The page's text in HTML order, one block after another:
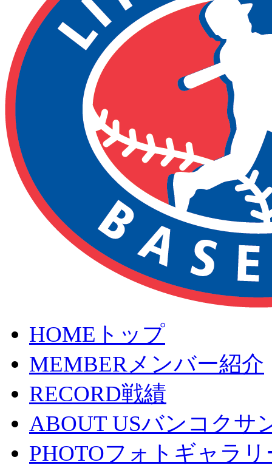
HOME トップ
MEMBERメンバー紹介
RECORD戦績
ABOUT USバンコクサ
PHOTOフォトギャラリ